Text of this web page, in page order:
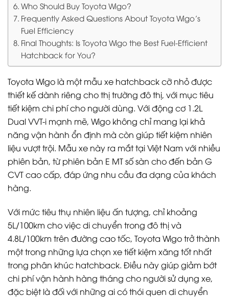
Who Should Buy Toyota Wigo?
Frequently Asked Questions About Toyota Wigo’s
Fuel Efficiency
Final Thoughts: Is Toyota Wigo the Best Fuel-Efficient
Hatchback for You?
Toyota Wigo là một mẫu xe hatchback cỡ nhỏ được
thiết kế dành riêng cho thị trường đô thị, với mục tiêu
tiết kiệm chi phí cho người dùng. Với động cơ 1.2L
Dual VVT-i mạnh mẽ, Wigo không chỉ mang lại khả
năng vận hành ổn định mà còn giúp tiết kiệm nhiên
liệu vượt trội. Mẫu xe này ra mắt tại Việt Nam với nhiều
phiên bản, từ phiên bản E MT số sàn cho đến bản G
CVT cao cấp, đáp ứng nhu cầu đa dạng của khách
hàng.
Với mức tiêu thụ nhiên liệu ấn tượng, chỉ khoảng
5L/100km cho việc di chuyển trong đô thị và
4.8L/100km trên đường cao tốc, Toyota Wigo trở thành
một trong những lựa chọn xe tiết kiệm xăng tốt nhất
trong phân khúc hatchback. Điều này giúp giảm bớt
chi phí vận hành hàng tháng cho người sử dụng xe,
đặc biệt là đối với những ai có thói quen di chuyển